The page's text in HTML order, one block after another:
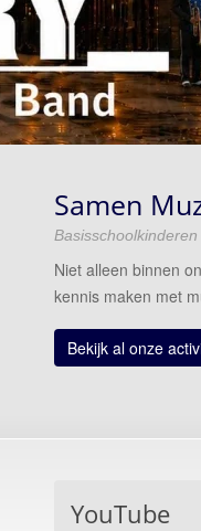
Samen
Niet alleen binnen
kennis maken met
Bekijk al onze
YouTube